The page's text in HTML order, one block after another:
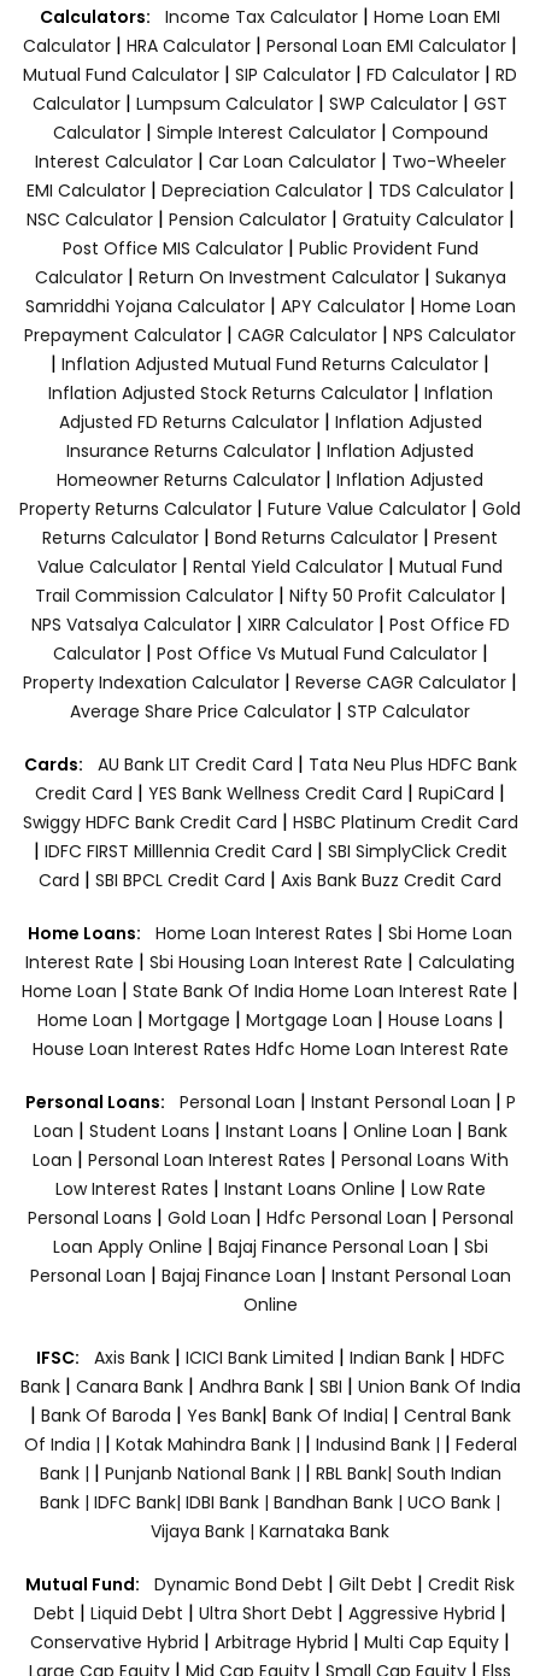
Calculators: Income Tax Calculator | Home Loan EMI
Calculator | HRA Calculator | Personal Loan EMI Calculator |
Mutual Fund Calculator | SIP Calculator | FD Calculator | RD
Calculator | Lumpsum Calculator | SWP Calculator | GST
Calculator| Simple Interest Calculator| Compound
Interest Calculator| Car Loan Calculator| Two-Wheeler
EMI Calculator| Depreciation Calculator| TDS Calculator|
NSC Calculator| Pension Calculator| Gratuity Calculator|
Post Office MIS Calculator| Public Provident Fund
Calculator| Return On Investment Calculator| Sukanya
Samriddhi Yojana Calculator| APY Calculator| Home Loan
Prepayment Calculator | CAGR Calculator | NPS Calculator
| Inflation Adjusted Mutual Fund Returns Calculator |
Inflation Adjusted Stock Returns Calculator| Inflation
Adjusted FD Returns Calculator| Inflation Adjusted
Insurance Returns Calculator | Inflation Adjusted
Homeowner Returns Calculator | Inflation Adjusted
Property Returns Calculator | Future Value Calculator | Gold
Returns Calculator | Bond Returns Calculator | Present
Value Calculator | Rental Yield Calculator | Mutual Fund
Trail Commission Calculator| Nifty 50 Profit Calculator|
NPS Vatsalya Calculator| XIRR Calculator| Post Office FD
Calculator| Post Office Vs Mutual Fund Calculator|
Property Indexation Calculator | Reverse CAGR Calculator |
Average Share Price Calculator | STP Calculator
Cards: AU Bank LIT Credit Card | Tata Neu Plus HDFC Bank
Credit Card | YES Bank Wellness Credit Card | RupiCard |
Swiggy HDFC Bank Credit Card | HSBC Platinum Credit Card
| IDFC FIRST Milllennia Credit Card | SBI SimplyClick Credit
Card | SBI BPCL Credit Card | Axis Bank Buzz Credit Card
Home Loans: Home Loan Interest Rates | Sbi Home Loan
Interest Rate | Sbi Housing Loan Interest Rate | Calculating
Home Loan | State Bank Of India Home Loan Interest Rate |
Home Loan | Mortgage | Mortgage Loan | House Loans |
House Loan Interest Rates Hdfc Home Loan Interest Rate
Personal Loans: Personal Loan | Instant Personal Loan | P
Loan | Student Loans | Instant Loans | Online Loan | Bank
Loan | Personal Loan Interest Rates | Personal Loans With
Low Interest Rates | Instant Loans Online | Low Rate
Personal Loans | Gold Loan | Hdfc Personal Loan | Personal
Loan Apply Online | Bajaj Finance Personal Loan | Sbi
Personal Loan | Bajaj Finance Loan | Instant Personal Loan
Online
IFSC: Axis Bank | ICICI Bank Limited | Indian Bank | HDFC
Bank| Canara Bank | Andhra Bank| SBI | Union Bank Of India
| Bank Of Baroda | Yes Bank| Bank Of India| | Central Bank
Of India | | Kotak Mahindra Bank | | Indusind Bank | | Federal
Bank | | Punjanb National Bank | | RBL Bank| South Indian
Bank | IDFC Bank| IDBI Bank | Bandhan Bank | UCO Bank |
Vijaya Bank | Karnataka Bank
Mutual Fund: Dynamic Bond Debt | Gilt Debt | Credit Risk
Debt | Liquid Debt | Ultra Short Debt | Aggressive Hybrid |
Conservative Hybrid | Arbitrage Hybrid | Multi Cap Equity |
Large Cap Equity | Mid Cap Equity | Small Cap Equity | Elss